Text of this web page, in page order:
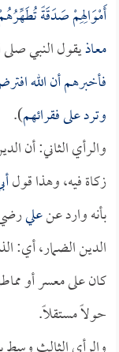
أَمْوَالِهِمْ صَدَقَةً
معاذيقول النبي
فأخبرهم أن الله
وترد على فقرائهم).
والرأي الثاني: أن
زكاة فيه، وهذا قول
بأنه وارد عنعلي
الدين الضمار، أي:
كان على معسر أو
حولاً مستقلاً.